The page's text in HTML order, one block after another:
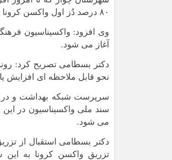
۸۰ درصد دُز اول واکسن کرونا را دریافت کردند.
وی افزود: واکسیناسیون
آغاز می شود.
دکتر بسطامی تصریح کرد:
نحو قابل ملاحظه ای افزایش
می شود.
دکتر بسطامی استقبال از
تزریق واکسن کرونا به